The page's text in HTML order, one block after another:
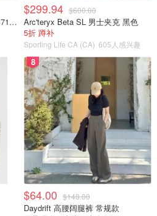
lululemon 高腰加绒紧身裤 28"≈71cm 5个口袋
$299.94 $600.00
Arc'teryx Beta SL 男士夹克 黑色
5折 蹲补
Sporting Life CA (CA) 605人感兴趣
8
$64.00 $148.00
Daydrift 高腰阔腿裤 常规款